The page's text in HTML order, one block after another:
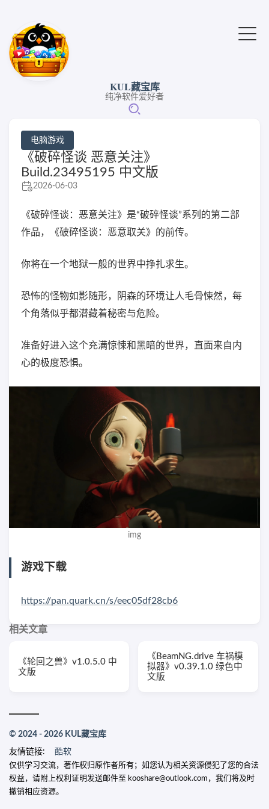
KUL藏宝库
纯净软件爱好者
电脑游戏
《破碎怪谈 恶意关注》
Build.23495195 中文版
2026-06-03
《破碎怪谈：恶意关注》是“破碎怪谈”系列的第二部
作品，《破碎怪谈：恶意取关》的前传。
你将在一个地狱一般的世界中挣扎求生。
恐怖的怪物如影随形，阴森的环境让人毛骨悚然，每
个角落似乎都潜藏着秘密与危险。
准备好进入这个充满惊悚和黑暗的世界，直面来自内
心的极度恐惧。
img
游戏下载
https://pan.quark.cn/s/eec05df28cb6
相关文章
《轮回之兽》v1.0.5.0 中
文版
《BeamNG.drive 车祸模
拟器》v0.39.1.0 绿色中
文版
© 2024 - 2026 KUL藏宝库
友情链接: 酷软
仅供学习交流，著作权归原作者所有；如您认为相关资源侵犯了您的合法
权益，请附上权利证明发送邮件至 kooshare@outlook.com，我们将及时
撤销相应资源。